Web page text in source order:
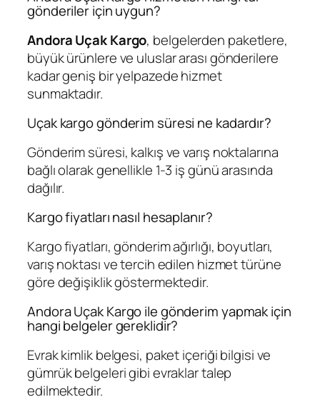
gönderiler için uygun?
Andora Uçak Kargo, belgelerden paketlere,
büyük ürünlere ve uluslar arası gönderilere
kadar geniş bir yelpazede hizmet
sunmaktadır.
Uçak kargo gönderim süresi ne kadardır?
Gönderim süresi, kalkış ve varış noktalarına
bağlı olarak genellikle 1-3 iş günü arasında
dağılır.
Kargo fiyatları nasıl hesaplanır?
Kargo fiyatları, gönderim ağırlığı, boyutları,
varış noktası ve tercih edilen hizmet türüne
göre değişiklik göstermektedir.
Andora Uçak Kargo ile gönderim yapmak için
hangi belgeler gereklidir?
Evrak kimlik belgesi, paket içeriği bilgisi ve
gümrük belgeleri gibi evraklar talep
edilmektedir.